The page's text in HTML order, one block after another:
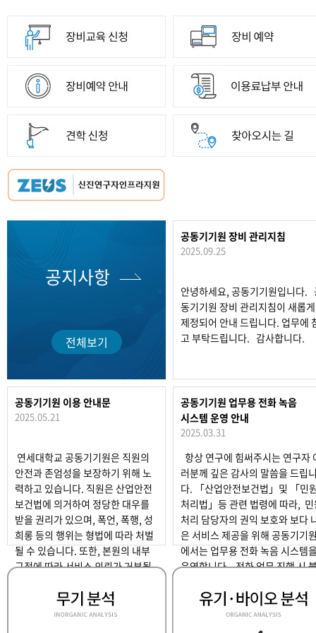
공지사항
전체보기
공동기기원 장비 관리지침
2025.09.25
안녕하세요, 공동기기원입니다.
동기기원 장비 관리지침이 새롭게
제정되어 안내 드립니다. 업무에
고 부탁드립니다. 감사합니다.
공동기기원 이용 안내문
2025.05.21
연세대학교 공동기기원은 직원의
안전과 존엄성을 보장하기 위해 노
력하고 있습니다. 직원은 산업안전
보건법에 의거하여 정당한 대우를
받을 권리가 있으며, 폭언, 폭행, 성
희롱 등의 행위는 형법에 따라 처벌
될 수 있습니다. 또한, 본원의 내부
규정에 따라 서비스 의뢰가 거부될
공동기기원 업무용 전화 녹음
시스템 운영 안내
2025.03.31
항상 연구에 힘써주시는 연구자
러분께 깊은 감사의 말씀을 드립
다. 「산업안전보건법」및 「민
처리법」등 관련 법령에 따라,
처리 담당자의 권익 보호와 보다
은 서비스 제공을 위해 공동기기
에서는 업무용 전화 녹음 시스템
운영합니다. 전화 업무 진행 시
다. 연구자 여러분의 양해와 협
를 부탁드립니다. 감사합니